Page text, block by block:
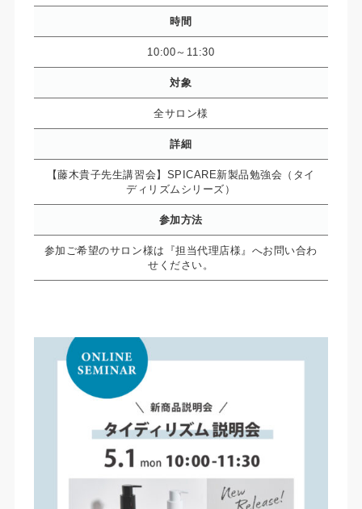
時間
10:00～11:30
対象
全サロン様
詳細
【藤木貴子先生講習会】SPICARE新製品勉強会（タイ
ディリズムシリーズ）
参加方法
参加ご希望のサロン様は『担当代理店様』へお問い合わ
せください。